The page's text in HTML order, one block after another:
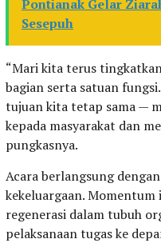
Pontianak Gelar
Sesepuh
“Mari kita terus
bagian serta satuan
tujuan kita tetap sama —
kepada masyarakat dan
pungkasnya.
Acara berlangsung
kekeluargaan.
regenerasi dalam tubuh
pelaksanaan tugas ke